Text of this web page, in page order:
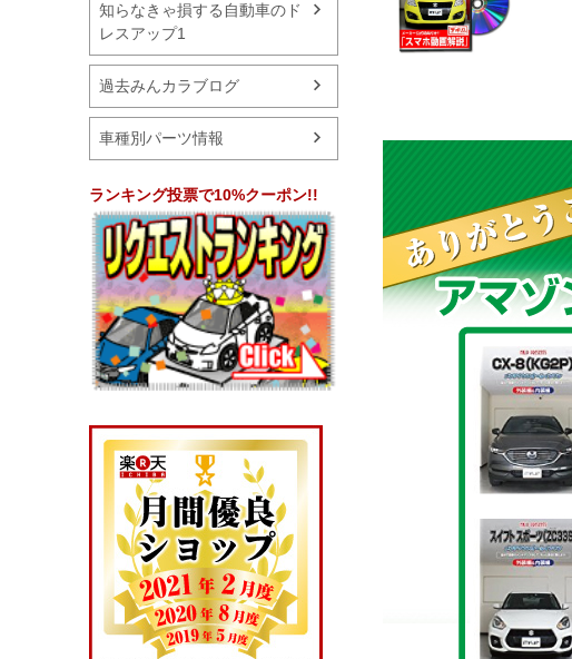
知らなきゃ損する自動車のド
レスアップ1
過去みんカラブログ
車種別パーツ情報
ランキング投票で10%クーポン!!